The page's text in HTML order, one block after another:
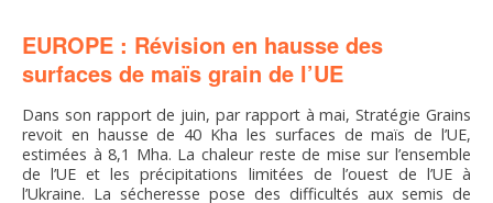
EUROPE : Révision en hausse des
surfaces de maïs grain de l’UE
Dans son rapport de juin, par rapport à mai, Stratégie Grains
revoit en hausse de 40 Kha les surfaces de maïs de l’UE,
estimées à 8,1 Mha. La chaleur reste de mise sur l’ensemble
de l’UE et les précipitations limitées de l’ouest de l’UE à
l’Ukraine. La sécheresse pose des difficultés aux semis de